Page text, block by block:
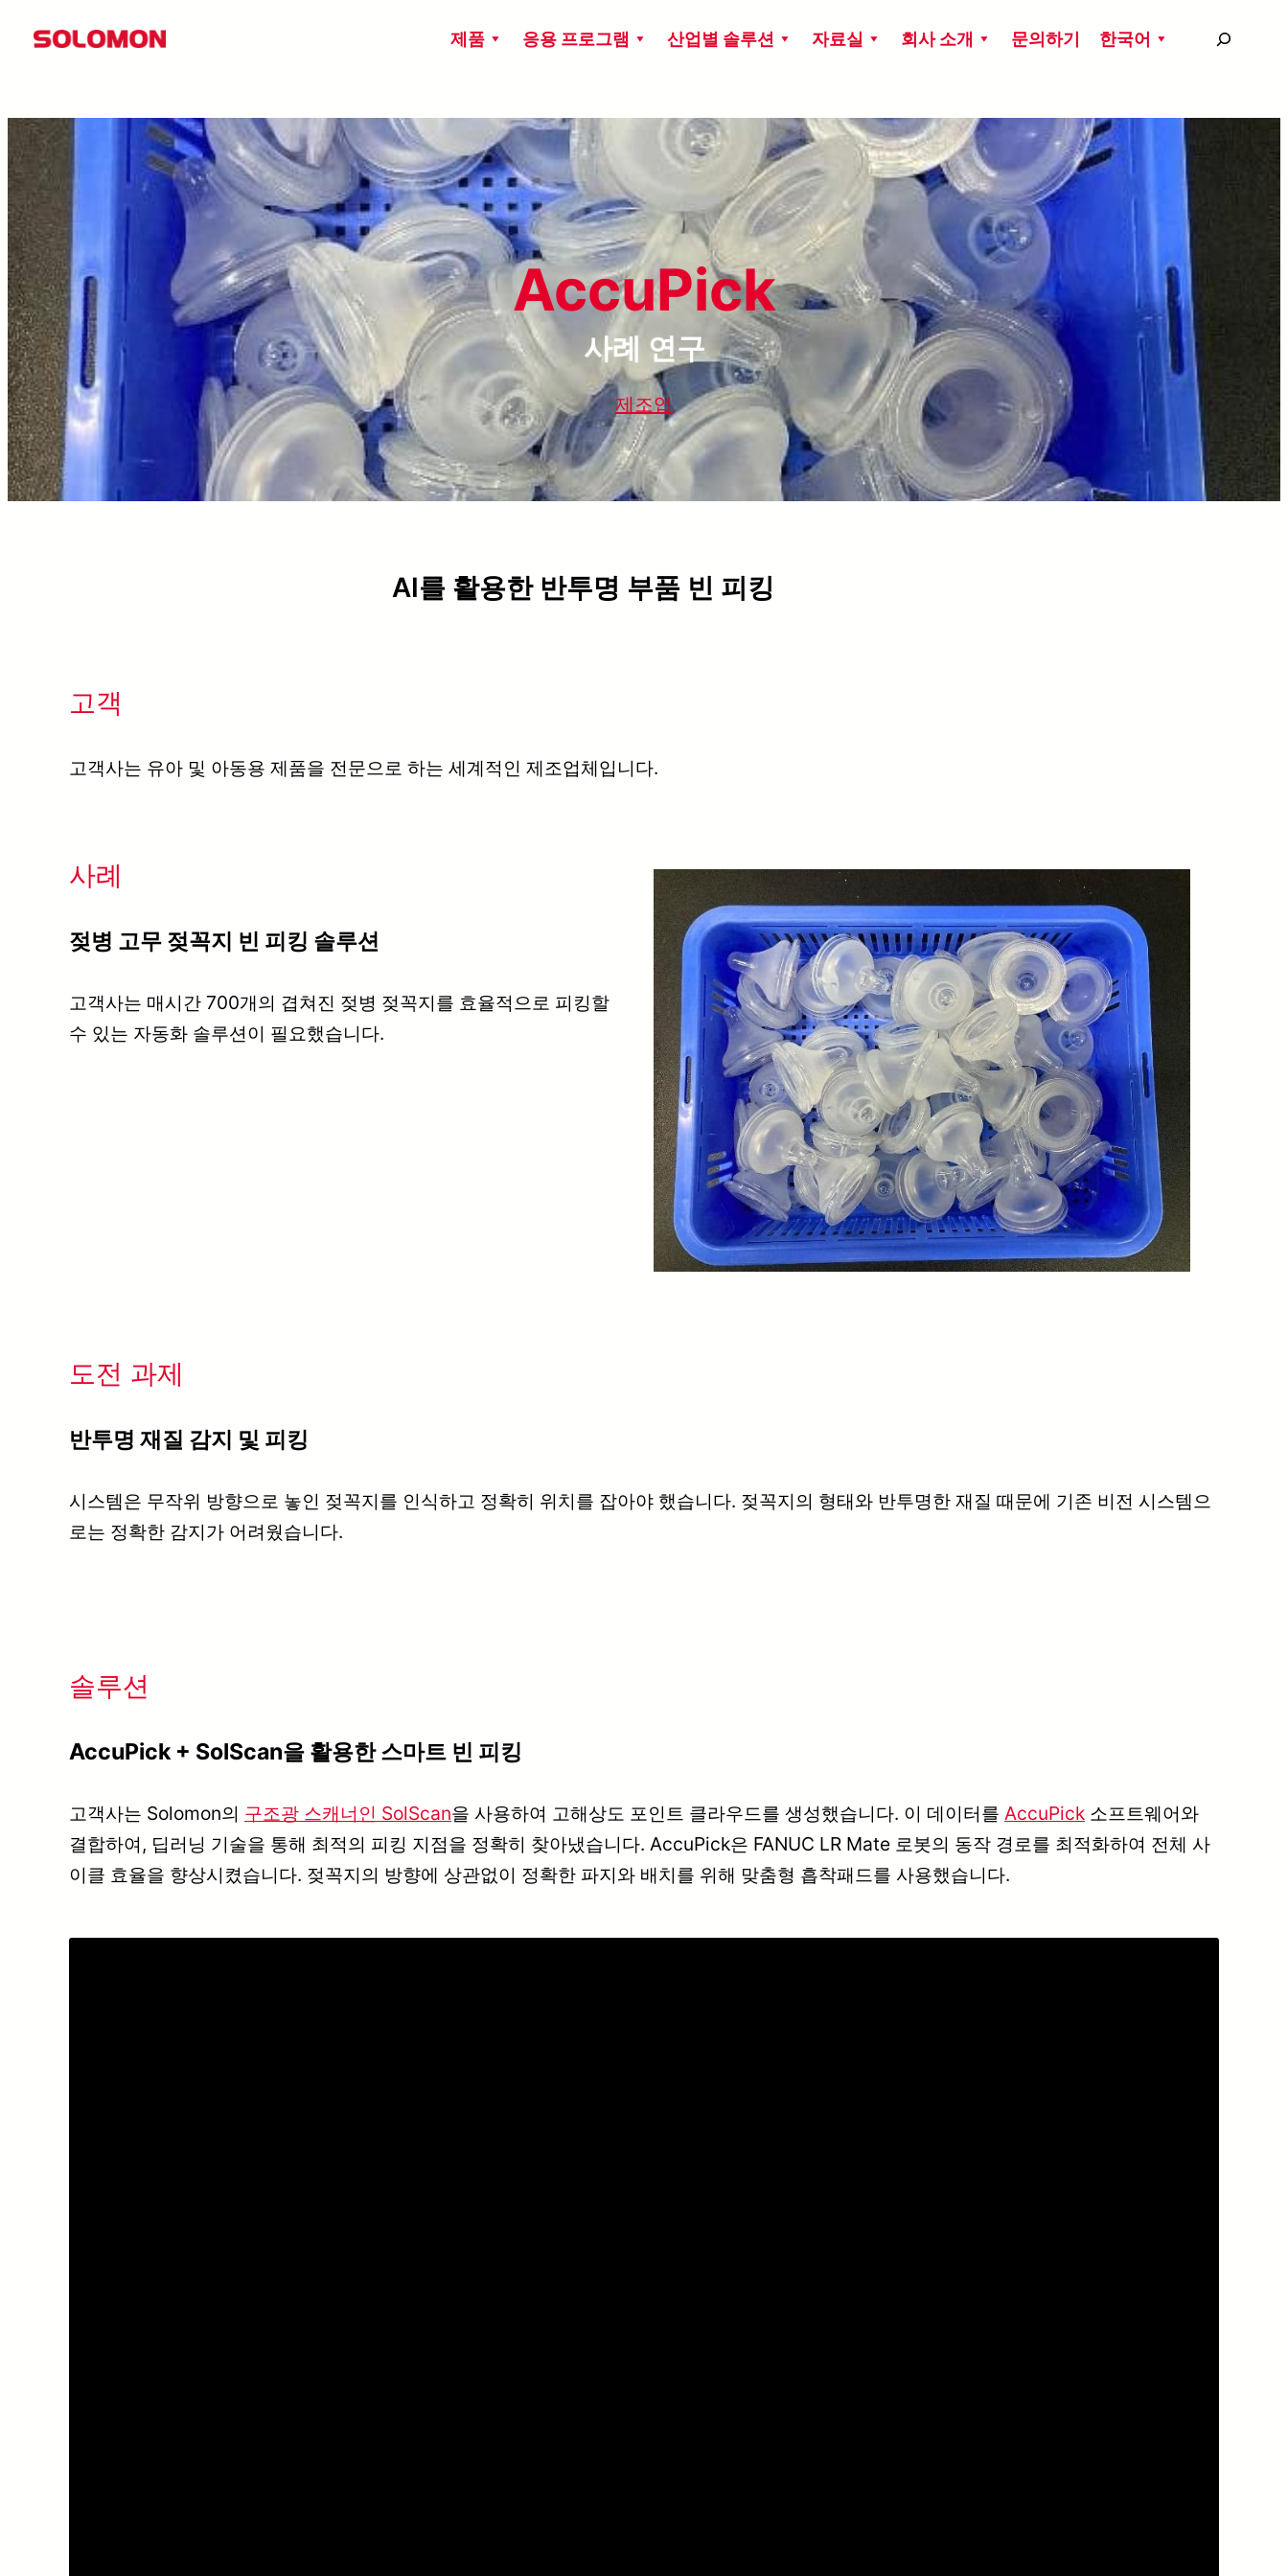
로
바
로
가
기
제품 응용 프로그램 산업별 솔루션 자료실 회사 소개 문의하기 한국어
AccuPick
사례 연구
제조업
AI를 활용한 반투명 부품 빈 피킹
고객
고객사는 유아 및 아동용 제품을 전문으로 하는 세계적인 제조업체입니다.
사례
젖병 고무 젖꼭지 빈 피킹 솔루션
고객사는 매시간 700개의 겹쳐진 젖병 젖꼭지를 효율적으로 피킹할
수 있는 자동화 솔루션이 필요했습니다.
도전 과제
반투명 재질 감지 및 피킹
시스템은 무작위 방향으로 놓인 젖꼭지를 인식하고 정확히 위치를 잡아야 했습니다. 젖꼭지의 형태와 반투명한 재질 때문에 기존 비전 시스템으
로는 정확한 감지가 어려웠습니다.
솔루션
AccuPick + SolScan을 활용한 스마트 빈 피킹
고객사는 Solomon의 구조광 스캐너인 SolScan을 사용하여 고해상도 포인트 클라우드를 생성했습니다. 이 데이터를 AccuPick 소프트웨어와
결합하여, 딥러닝 기술을 통해 최적의 피킹 지점을 정확히 찾아냈습니다. AccuPick은 FANUC LR Mate 로봇의 동작 경로를 최적화하여 전체 사
이클 효율을 향상시켰습니다. 젖꼭지의 방향에 상관없이 정확한 파지와 배치를 위해 맞춤형 흡착패드를 사용했습니다.